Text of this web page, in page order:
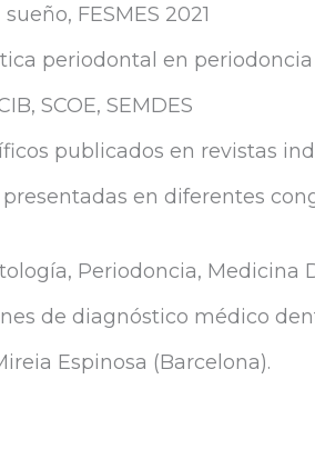
FESMES 2021
periodontal en periodoncia
SCOE, SEMDES
publicados en revistas
en diferentes
Periodoncia, Medicina
de diagnóstico médico
Espinosa (Barcelona).